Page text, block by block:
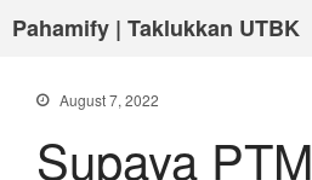
Pahamify | Taklukkan UTBK
August 7, 2022
Supaya PTM